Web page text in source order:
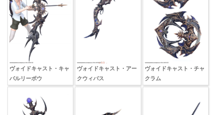
ヴォイドキャスト・キャ
バルリーボウ
ヴォイドキャスト・アー
クウィバス
ヴォイドキャスト・チャ
クラム